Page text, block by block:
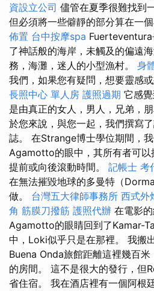
資設立公司 儘管在夏季很難找到
但必須將一些僻靜的部分算在一
佈置 台中按摩spa Fuerteventura
了神話般的海岸，未觸及的偏遠
務，海灘，迷人的小型漁村。 身
我們，如果您有疑問，想要靈感
長照中心 單人房 護照過期 它感
是由真正的女人，男人，兄弟，
於您來說，與您一起，我們撰寫
誌。 在Strange博士學位期間，
Agamotto的眼中，其所有者可以
提前或向後滾動時間。 記帳士 考
在無法摧毀地球的多曼特（
做。 台灣五大律師事務所 西式外
角 筋膜刀撥筋 護照代辦 在電影
Agamotto的眼睛回到了Kamar-
中，Loki似乎只是在那裡。 我搬
Buena Onda旅館距離這裡幾百
的房間。 這不是很大的發行，但
省住宿。 我在酒店裡有一個阿根